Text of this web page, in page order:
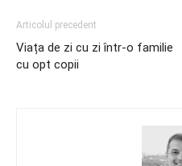
Articolul precedent
Viața de zi cu zi într-o familie
cu opt copii